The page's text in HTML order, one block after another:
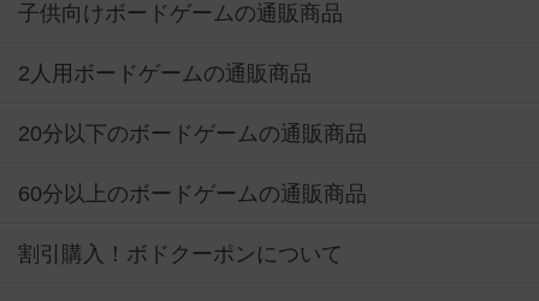
子供向けボードゲームの通販商品
2人用ボードゲームの通販商品
20分以下のボードゲームの通販商品
60分以上のボードゲームの通販商品
割引購入！ボドクーポンについて